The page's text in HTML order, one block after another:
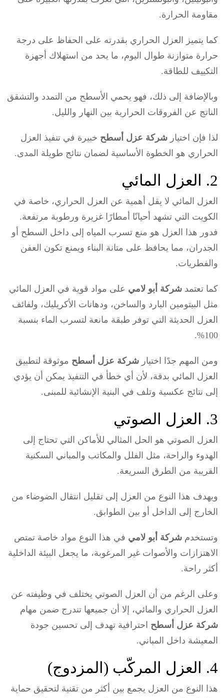
مقاومة الحرارة.
كما يتميز العزل الحراري بقدرته على الحفاظ على درجة
حرارة متوازنة طوال اليوم، ما يحد من استهلاك أجهزة
التكييف للطاقة.
وبالإضافة إلى ذلك، فهو يحمي الأسطح من التمدد والتشقق
الناتج عن الفروقات الحرارية بين النهار والليل.
لذا فإن اختيار شركة عزل أسطح خبيرة في تنفيذ العزل
الحراري هو الخطوة الأساسية لضمان نتائج طويلة المدى.
2. العزل المائي
العزل المائي لا يقل أهمية عن العزل الحراري، خاصة في
الكويت التي تشهد أحيانًا أمطارًا غزيرة ورطوبة مرتفعة.
فدور هذا العزل هو منع تسرب المياه إلى داخل السطح أو
الجدران، مما يحافظ على متانة البناء ويمنع تكون العفن
والفطريات.
كما تعتمد شركة أبو لامي على مواد قوية في العزل المائي
مثل البيتومين البارد والساخن، ودهانات الأكريليك، ولفائف
العزل الحديثة التي توفر طبقة مانعة لتسرب الماء بنسبة
100%.
ومن المهم جدًا اختيار شركة عزل أسطح موثوقة لتطبيق
العزل المائي بدقة، لأن أي خطأ في التنفيذ يمكن أن يؤدي
إلى نتائج عكسية وتلف في البنية الإنشائية للمبنى.
3. العزل الصوتي
العزل الصوتي هو الحل المثالي للأماكن التي تحتاج إلى
الهدوء والراحة، مثل الفلل والمكاتب والمباني السكنية
القريبة من الطرق السريعة.
ويهدف هذا النوع من العزل إلى تقليل انتقال الضوضاء من
الخارج إلى الداخل أو بين الطوابق.
وتستخدم شركة أبو لامي في هذا النوع مواد خاصة تمتص
الاهتزازات والأصوات غير المرغوبة، ما يجعل البيئة الداخلية
أكثر راحة.
وعلى الرغم من أن العزل الصوتي يختلف في وظيفته عن
العزل الحراري والمائي، إلا أن جميعها تندرج ضمن مهام
شركة عزل أسطح احترافية تهدف إلى تحسين جودة
المعيشة داخل المباني.
4. العزل المركّب (المزدوج)
هذا النوع من العزل يجمع بين أكثر من تقنية لتحقيق حماية